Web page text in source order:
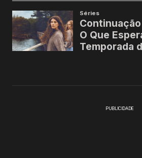
PUBLICIDADE